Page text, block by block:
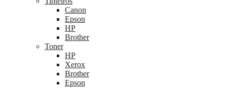
Canon
Epson
HP
Brother
Toner
HP
Xerox
Brother
Epson